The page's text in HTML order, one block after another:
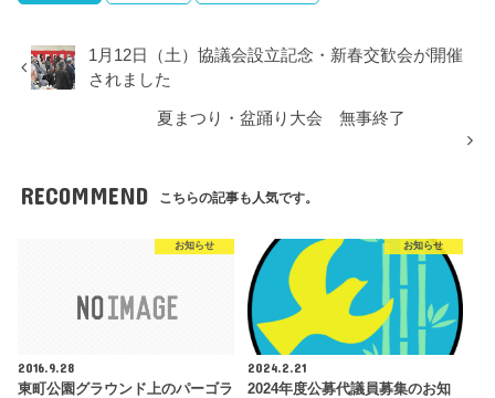
1月12日（土）協議会設立記念・新春交歓会が開催
されました
夏まつり・盆踊り大会 無事終了
RECOMMEND こちらの記事も人気です。
お知らせ
2016.9.28
東町公園グラウンド上のパーゴラ
お知らせ
2024.2.21
2024年度公募代議員募集のお知